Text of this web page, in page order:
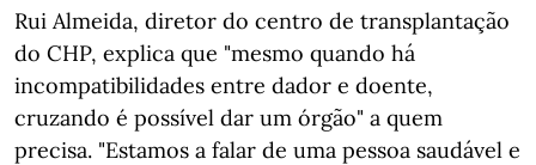
Rui Almeida, diretor do centro de transplantação
do CHP, explica que "mesmo quando há
incompatibilidades entre dador e doente,
cruzando é possível dar um órgão" a quem
precisa. "Estamos a falar de uma pessoa saudável e